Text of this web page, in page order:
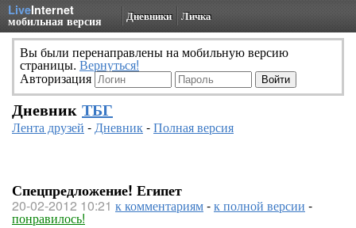
LiveInternet
мобильная версия Дневники Личка
Вы были перенаправлены на мобильную версию
страницы. Вернуться!
Авторизация
Дневник ТБГ
Лента друзей -Дневник-Полная версия
Спецпредложение! Египет
20-02-2012 10:21 к комментариям-к полной версии -
понравилось!